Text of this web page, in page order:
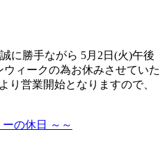
に勝手ながら 5月2日(火)午後
ウィークの為お休みさせていた
り営業開始となりますので、